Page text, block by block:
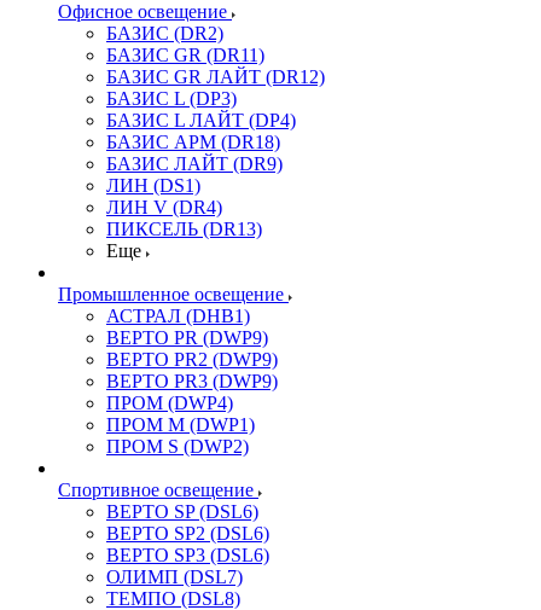
Офисное освещение
БАЗИС (DR2)
БАЗИС GR (DR11)
БАЗИС GR ЛАЙТ (DR12)
БАЗИС L (DP3)
БАЗИС L ЛАЙТ (DP4)
БАЗИС АРМ (DR18)
БАЗИС ЛАЙТ (DR9)
ЛИН (DS1)
ЛИН V (DR4)
ПИКСЕЛЬ (DR13)
Еще
Промышленное освещение
АСТРАЛ (DHB1)
ВЕРТО PR (DWP9)
ВЕРТО PR2 (DWP9)
ВЕРТО PR3 (DWP9)
ПРОМ (DWP4)
ПРОМ M (DWP1)
ПРОМ S (DWP2)
Спортивное освещение
ВЕРТО SP (DSL6)
ВЕРТО SP2 (DSL6)
ВЕРТО SP3 (DSL6)
ОЛИМП (DSL7)
ТЕМПО (DSL8)